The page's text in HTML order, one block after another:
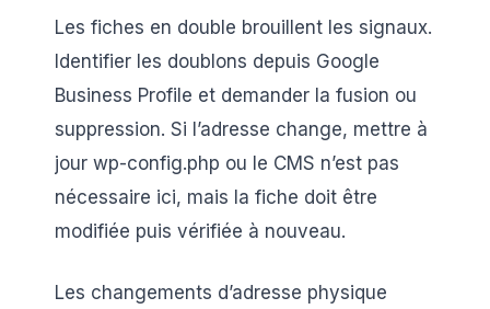
Les fiches en double brouillent les signaux.
Identifier les doublons depuis Google
Business Profile et demander la fusion ou
suppression. Si l’adresse change, mettre à
jour wp-config.php ou le CMS n’est pas
nécessaire ici, mais la fiche doit être
modifiée puis vérifiée à nouveau.
Les changements d’adresse physique